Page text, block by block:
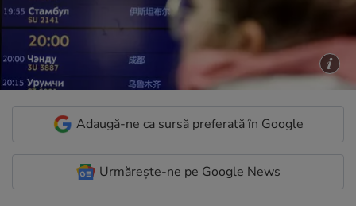
Adaugă-ne ca sursă preferată în Google
Urmărește-ne pe Google News